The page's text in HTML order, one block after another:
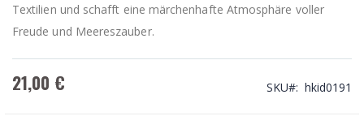
Textilien und schafft eine märchenhafte Atmosphäre voller
Freude und Meereszauber.
21,00 € SKU hkid0191